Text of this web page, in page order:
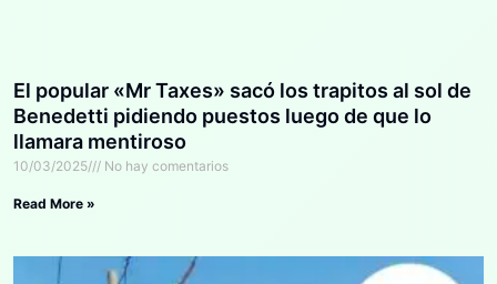
El popular «Mr Taxes» sacó los trapitos al sol de
Benedetti pidiendo puestos luego de que lo
llamara mentiroso
10/03/2025 No hay comentarios
Read More »